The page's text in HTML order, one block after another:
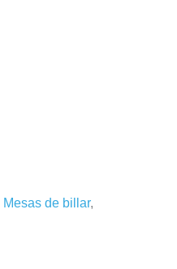
Mesas de billar,